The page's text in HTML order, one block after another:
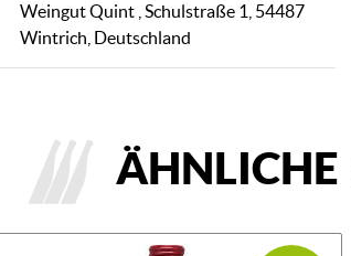
Weingut Quint , Schulstraße 1, 54487
Wintrich, Deutschland
ÄHNLICHE